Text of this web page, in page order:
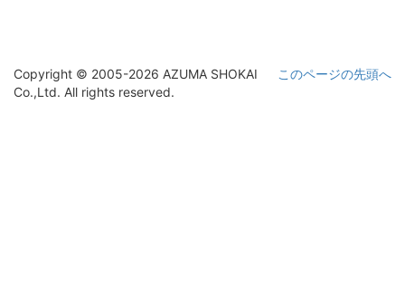
このページの先頭へ
Copyright © 2005-2026 AZUMA SHOKAI
Co.,Ltd. All rights reserved.